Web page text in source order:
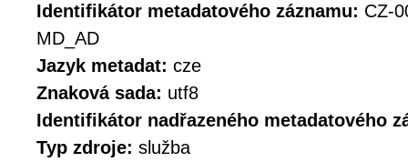
Identifikátor metadatového záznamu: CZ-
MD_AD
Jazyk metadat: cze
Znaková sada: utf8
Identifikátor nadřazeného metadatového
Typ zdroje: služba